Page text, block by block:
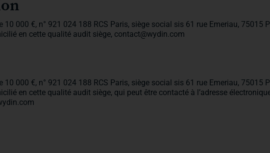
000 €, n° 921 024 188 RCS Paris, siège social sis 61 rue Emeriau, 75015
en cette qualité audit siège, contact@wydin.com
000 €, n° 921 024 188 RCS Paris, siège social sis 61 rue Emeriau, 75015
en cette qualité audit siège, qui peut être contacté à l’adresse